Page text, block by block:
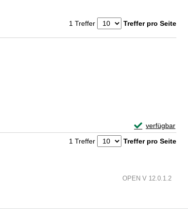
1 Treffer Treffer pro Seite
verfügbar
Exemplar-
Zum Download
1 Treffer Treffer pro Seite
OPEN V 12.0.1.2